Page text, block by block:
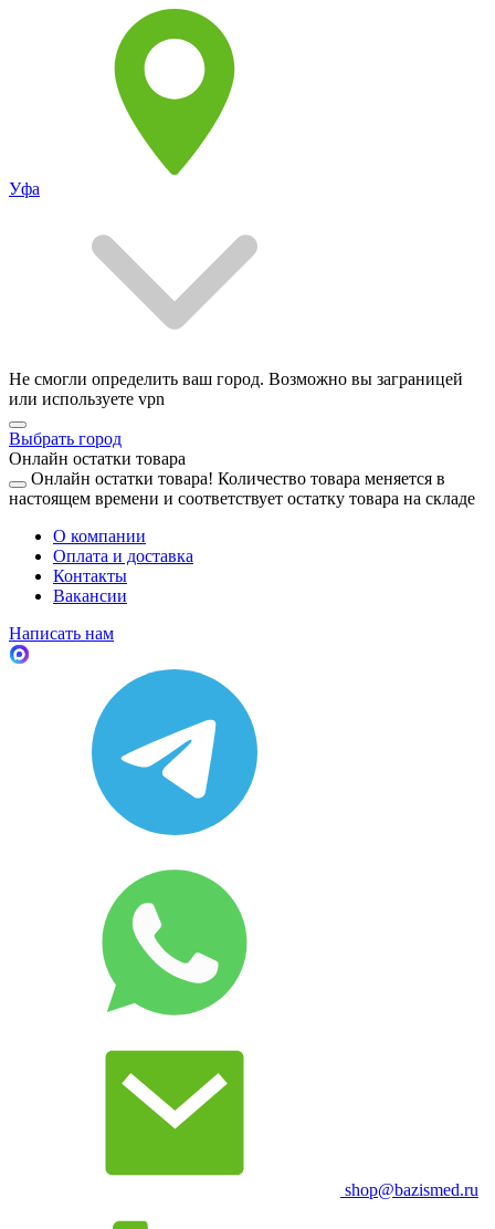
Уфа
Не смогли определить ваш город. Возможно вы заграницей
или используете vpn
Выбрать город
Онлайн остатки товара
Онлайн остатки товара! Количество товара меняется в
настоящем времени и соответствует остатку товара на складе
О компании
Оплата и доставка
Контакты
Вакансии
Написать нам
shop@bazismed.ru